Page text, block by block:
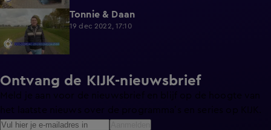
Tonnie & Daan
19 dec 2022, 17:10
Ontvang de KIJK-nieuwsbrief
Meld je aan voor de nieuwsbrief en blijf op de hoogte van
het laatste nieuws over de programma’s en series op KIJK.